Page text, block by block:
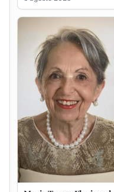
Maria Teresa Floris ved.
6 agosto 2026